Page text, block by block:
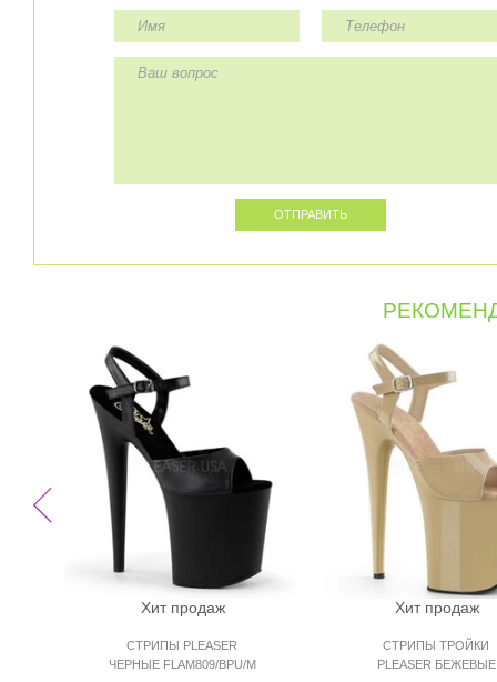
Хит продаж
СТРИПЫ PLEASER
ЧЕРНЫЕ FLAM809/BPU/M
Хит продаж
СТРИПЫ ТРОЙКИ
PLEASER БЕЖЕВЫЕ